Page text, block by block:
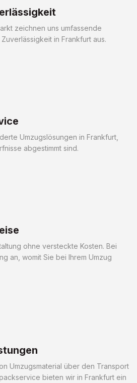
zeichnen uns umfassende
in Frankfurt aus.
Umzugslösungen in Frankfurt,
abgestimmt sind.
ohne versteckte Kosten. Bei
an, womit Sie bei Ihrem Umzug
Umzugsmaterial über den Transport
bieten wir in Frankfurt ein